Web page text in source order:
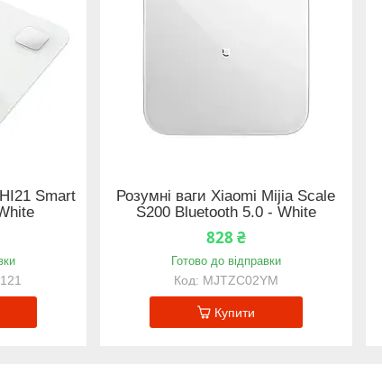
Smart
Розумні ваги Xiaomi Mijia Scale
S200 Bluetooth 5.0 - White
828 ₴
Готово до відправки
MJTZC02YM
Купити